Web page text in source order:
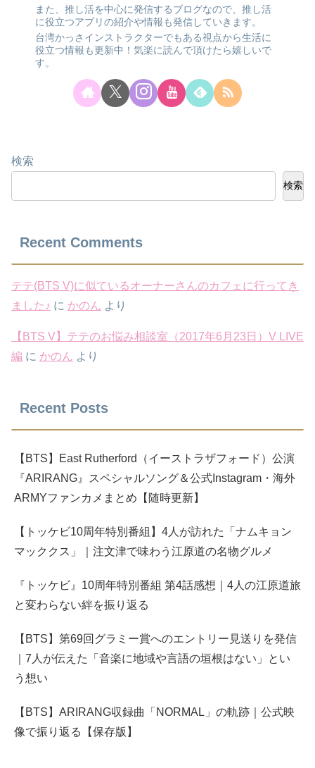
また、推し活を中心に発信するブログなので、推し活
に役立つアプリの紹介や情報も発信していきます。
台湾かっさインストラクターでもある視点から生活に
役立つ情報も更新中！気楽に読んで頂けたら嬉しいで
す。
検索
検索
Recent Comments
テテ(BTS V)に似ているオーナーさんのカフェに行ってき
ました♪ に かのん より
【BTS V】テテのお悩み相談室（2017年6月23日）V LIVE
編 に かのん より
Recent Posts
【BTS】East Rutherford（イーストラザフォード）公演
『ARIRANG』スペシャルソング＆公式Instagram・海外
ARMYファンカメまとめ【随時更新】
【トッケビ10周年特別番組】4人が訪れた「ナムキョン
マッククス」｜注文津で味わう江原道の名物グルメ
『トッケビ』10周年特別番組 第4話感想｜4人の江原道旅
と変わらない絆を振り返る
【BTS】第69回グラミー賞へのエントリー見送りを発信
｜7人が伝えた「音楽に地域や言語の垣根はない」とい
う想い
【BTS】ARIRANG収録曲「NORMAL」の軌跡｜公式映
像で振り返る【保存版】